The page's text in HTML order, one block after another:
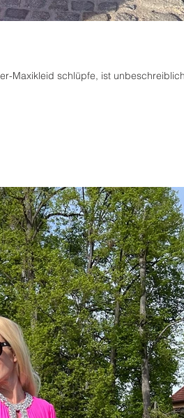
Maxikleid schlüpfe, ist